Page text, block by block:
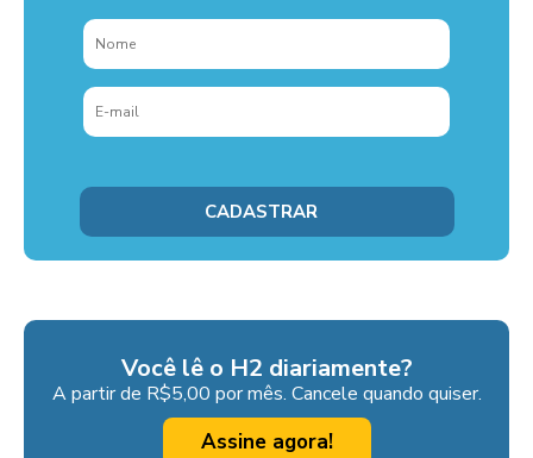
Você lê o H2 diariamente?
A partir de R$5,00 por mês. Cancele quando quiser.
Assine agora!